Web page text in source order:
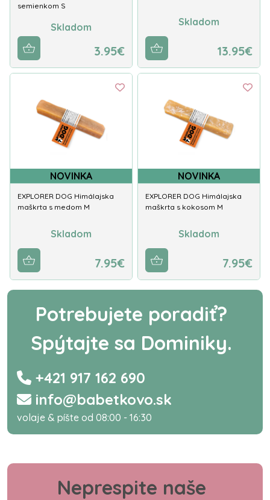
semienkom S
Skladom
3.95€
Skladom
13.95€
NOVINKA
EXPLORER DOG Himálajska
maškrta s medom M
Skladom
7.95€
NOVINKA
EXPLORER DOG Himálajska
maškrta s kokosom M
Skladom
7.95€
Potrebujete poradiť?
Spýtajte sa Dominiky.
+421 917 162 690
info@babetkovo.sk
volaje & píšte od 08:00 - 16:30
Neprespite naše